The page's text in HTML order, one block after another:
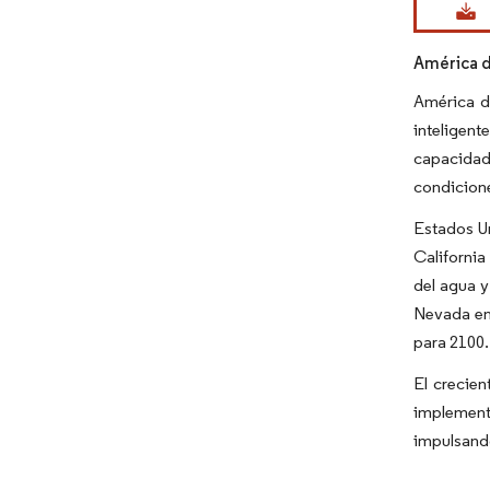
América
América
Estados
California
del agua
Nevada
para 2100.
El